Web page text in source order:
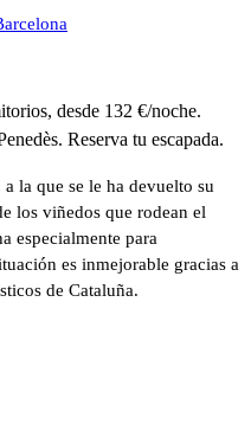
desde 132 €/noche.
Reserva tu escapada.
la que se le ha devuelto su
los viñedos que rodean el
especialmente para
es inmejorable gracias a
de Cataluña.